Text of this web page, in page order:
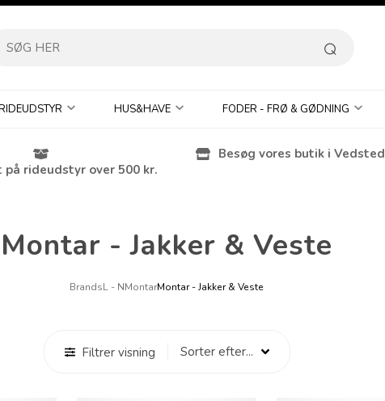
HUS&HAVE FODER - FRØ & GØDNING
rideudstyr over 500 kr.
Besøg vores butik i Vedsted
Montar - Jakker & Veste
BrandsL - NMontarMontar - Jakker & Veste
Filtrer visning